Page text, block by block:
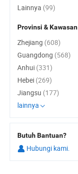
Lainnya (99)
Provinsi & Kawasan
Zhejiang (608)
Guangdong (568)
Anhui (331)
Hebei (269)
Jiangsu (177)
lainnya
Butuh Bantuan?
Hubungi kami.